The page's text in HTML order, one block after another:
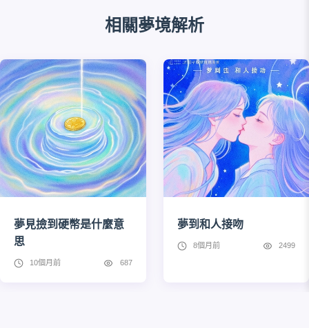
相關夢境解析
夢見撿到硬幣是什麼意
思
10個月前 687
夢到和人接吻
8個月前 2499